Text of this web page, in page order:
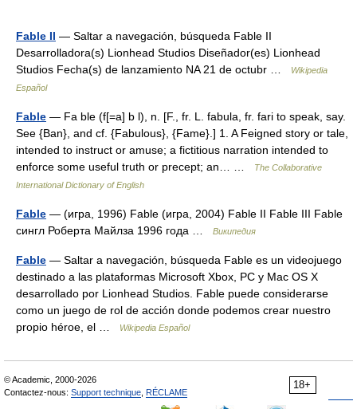
Fable II — Saltar a navegación, búsqueda Fable II
Desarrolladora(s) Lionhead Studios Diseñador(es) Lionhead
Studios Fecha(s) de lanzamiento NA 21 de octubr …
Wikipedia
Español
Fable — Fa ble (f[=a] b l), n. [F., fr. L. fabula, fr. fari to speak, say.
See {Ban}, and cf. {Fabulous}, {Fame}.] 1. A Feigned story or tale,
intended to instruct or amuse; a fictitious narration intended to
enforce some useful truth or precept; an… …
The Collaborative
International Dictionary of English
Fable — (игра, 1996) Fable (игра, 2004) Fable II Fable III Fable
сингл Роберта Майлза 1996 года …
Википедия
Fable — Saltar a navegación, búsqueda Fable es un videojuego
destinado a las plataformas Microsoft Xbox, PC y Mac OS X
desarrollado por Lionhead Studios. Fable puede considerarse
como un juego de rol de acción donde podemos crear nuestro
propio héroe, el …
Wikipedia Español
18+
© Academic, 2000-2026
Contactez-nous: Support technique RÉCLAME